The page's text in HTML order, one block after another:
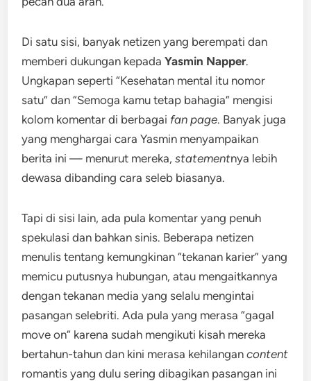
Di satu sisi, banyak netizen yang berempati dan
memberi dukungan kepadaYasmin Napper.
Ungkapan seperti “Kesehatan mental itu nomor
satu” dan “Semoga kamu tetap bahagia” mengisi
kolom komentar di berbagai fan page. Banyak juga
yang menghargai cara Yasmin menyampaikan
berita ini — menurut mereka,statementnya lebih
dewasa dibanding cara seleb biasanya.
Tapi di sisi lain, ada pula komentar yang penuh
spekulasi dan bahkan sinis. Beberapa netizen
menulis tentang kemungkinan “tekanan karier” yang
memicu putusnya hubungan, atau mengaitkannya
dengan tekanan media yang selalu mengintai
pasangan selebriti. Ada pula yang merasa “gagal
move on” karena sudah mengikuti kisah mereka
bertahun-tahun dan kini merasa kehilangancontent
romantis yang dulu sering dibagikan pasangan ini